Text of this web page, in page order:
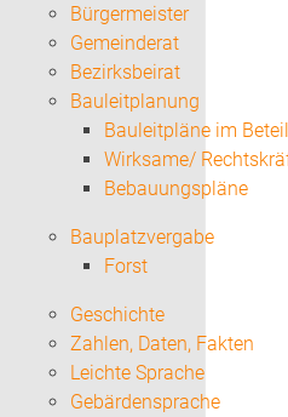
Bürgermeister
Gemeinderat
Bezirksbeirat
Bauleitplanung
Bauleitpläne im
Wirksame/
Bebauungspläne
Bauplatzvergabe
Forst
Geschichte
Zahlen, Daten, Fakten
Leichte Sprache
Gebärdensprache